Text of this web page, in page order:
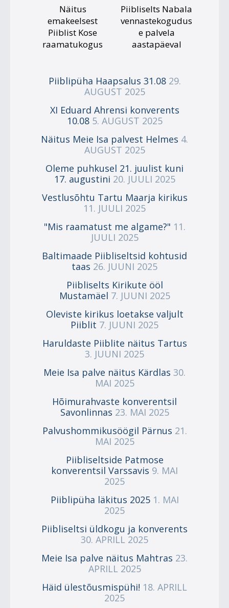
Näitus
emakeelsest
Piiblist Kose
raamatukogus
Piibliselts Nabala
vennastekogudus
e palvela
aastapäeval
Piiblipüha Haapsalus 31.08 29.
AUGUST 2025
XI Eduard Ahrensi konverents
10.08 5. AUGUST 2025
Näitus Meie Isa palvest Helmes 4.
AUGUST 2025
Oleme puhkusel 21. juulist kuni
17. augustini 20. JUULI 2025
Vestlusõhtu Tartu Maarja kirikus
11. JUULI 2025
"Mis raamatust me algame?" 11.
JUULI 2025
Baltimaade Piibliseltsid kohtusid
taas 26. JUUNI 2025
Piibliselts Kirikute ööl
Mustamäel 7. JUUNI 2025
Oleviste kirikus loetakse valjult
Piiblit 7. JUUNI 2025
Haruldaste Piiblite näitus Tartus
3. JUUNI 2025
Meie Isa palve näitus Kärdlas 30.
MAI 2025
Hõimurahvaste konverentsil
Savonlinnas 23. MAI 2025
Palvushommikusöögil Pärnus 21.
MAI 2025
Piibliseltside Patmose
konverentsil Varssavis 9. MAI
2025
Piiblipüha läkitus 2025 1. MAI
2025
Piibliseltsi üldkogu ja konverents
30. APRILL 2025
Meie Isa palve näitus Mahtras 23.
APRILL 2025
Häid ülestõusmispühi! 18. APRILL
2025